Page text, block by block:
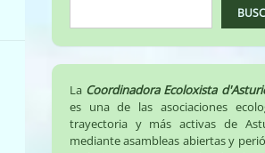
La Coordinadora Ecoloxista
es una de las asociaciones
trayectoria y más activas de
mediante asambleas abiertas y